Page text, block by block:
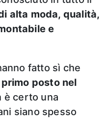
alta moda, qualità,
e
fatto sì che
posto nel
è certo una
siano spesso